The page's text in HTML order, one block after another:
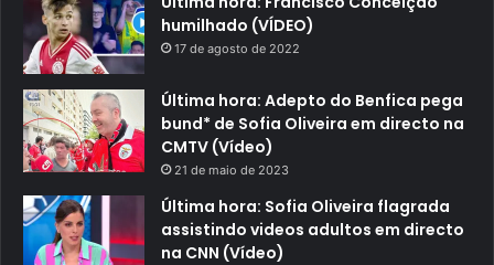
humilhado (VÍDEO)
17 de agosto de 2022
Última hora: Adepto do Benfica pega
bund* de Sofia Oliveira em directo na
CMTV (Vídeo)
21 de maio de 2023
Última hora: Sofia Oliveira flagrada
assistindo videos adultos em directo
na CNN (Vídeo)